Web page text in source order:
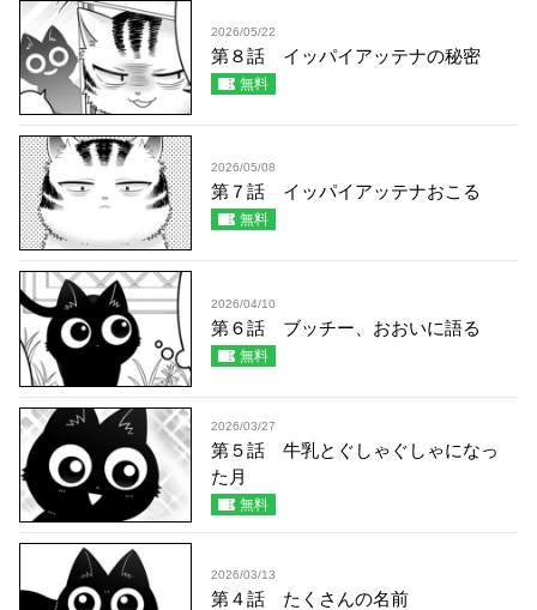
2026/05/22
第８話 イッパイアッテナの秘密
無料
2026/05/08
第７話 イッパイアッテナおこる
無料
2026/04/10
第６話 ブッチー、おおいに語る
無料
2026/03/27
第５話 牛乳とぐしゃぐしゃになっ
た月
無料
2026/03/13
第４話 たくさんの名前